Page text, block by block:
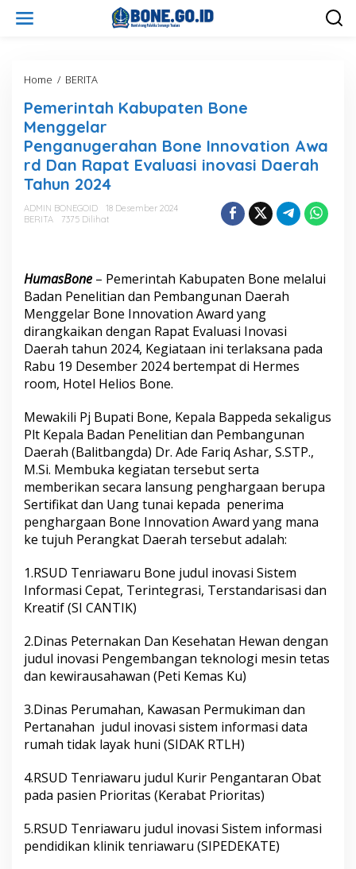
Home / BERITA
m
e
r
i
n
t
a
K
p
a
t
e
n
B
o
n
e
n
g
g
l
a
r
P
n
g
a
n
g
e
a
a
n
B
n
e
I
n
n
Pemerintah Kabupaten Bone
Menggelar
Penganugerahan Bone Innovation Awa
rd Dan Rapat Evaluasi inovasi Daerah
Tahun 2024
ADMIN BONEGOID
18 Desember 2024
BERITA
7375 Dilihat
HumasBone – Pemerintah Kabupaten Bone melalui
Badan Penelitian dan Pembangunan Daerah
Menggelar Bone Innovation Award yang
dirangkaikan dengan Rapat Evaluasi Inovasi
Daerah tahun 2024, Kegiataan ini terlaksana pada
Rabu 19 Desember 2024 bertempat di Hermes
room, Hotel Helios Bone.
Mewakili Pj Bupati Bone, Kepala Bappeda sekaligus
Plt Kepala Badan Penelitian dan Pembangunan
Daerah (Balitbangda) Dr. Ade Fariq Ashar, S.STP.,
M.Si. Membuka kegiatan tersebut serta
memberikan secara lansung penghargaan berupa
Sertifikat dan Uang tunai kepada penerima
penghargaan Bone Innovation Award yang mana
ke tujuh Perangkat Daerah tersebut adalah:
1.RSUD Tenriawaru Bone judul inovasi Sistem
Informasi Cepat, Terintegrasi, Terstandarisasi dan
Kreatif (SI CANTIK)
2.Dinas Peternakan Dan Kesehatan Hewan dengan
judul inovasi Pengembangan teknologi mesin tetas
dan kewirausahawan (Peti Kemas Ku)
3.Dinas Perumahan, Kawasan Permukiman dan
Pertanahan judul inovasi sistem informasi data
rumah tidak layak huni (SIDAK RTLH)
4.RSUD Tenriawaru judul Kurir Pengantaran Obat
pada pasien Prioritas (Kerabat Prioritas)
5.RSUD Tenriawaru judul inovasi Sistem informasi
pendidikan klinik tenriawaru (SIPEDEKATE)